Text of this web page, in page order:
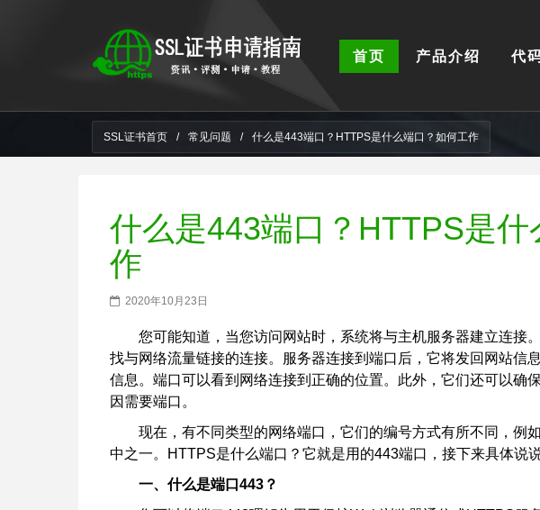
首页 产品介绍 代
SSL证书首页 / 常见问题 / 什么是443端口？HTTPS是什么端口？如何工作
什么是443端口？HTTPS是
作
2020年10月23日
您可能知道，当您访问网站时，系统将与主机服务器建立连接
找与网络流量链接的连接。服务器连接到端口后，它将发回网站信
信息。端口可以​​看到网络连接到正确的位置。此外，它们还可以确
因需要端口。
现在，有不同类型的网络端口，它们的编号方式有所不同，例
中之一。HTTPS是什么端口？它就是用的443端口，接下来具体说
一、什么是端口443？